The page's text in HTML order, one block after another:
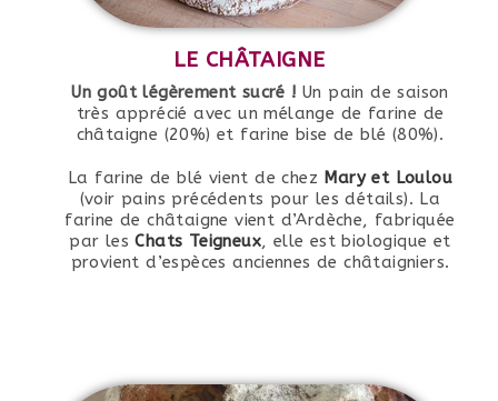
LE CHÂTAIGNE
Un goût légèrement sucré ! Un pain de saison
très apprécié avec un mélange de farine de
châtaigne (20%) et farine bise de blé (80%).
La farine de blé vient de chez Mary et Loulou
(voir pains précédents pour les détails). La
farine de châtaigne vient d’Ardèche, fabriquée
par lesChats Teigneux, elle est biologique et
provient d’espèces anciennes de châtaigniers.